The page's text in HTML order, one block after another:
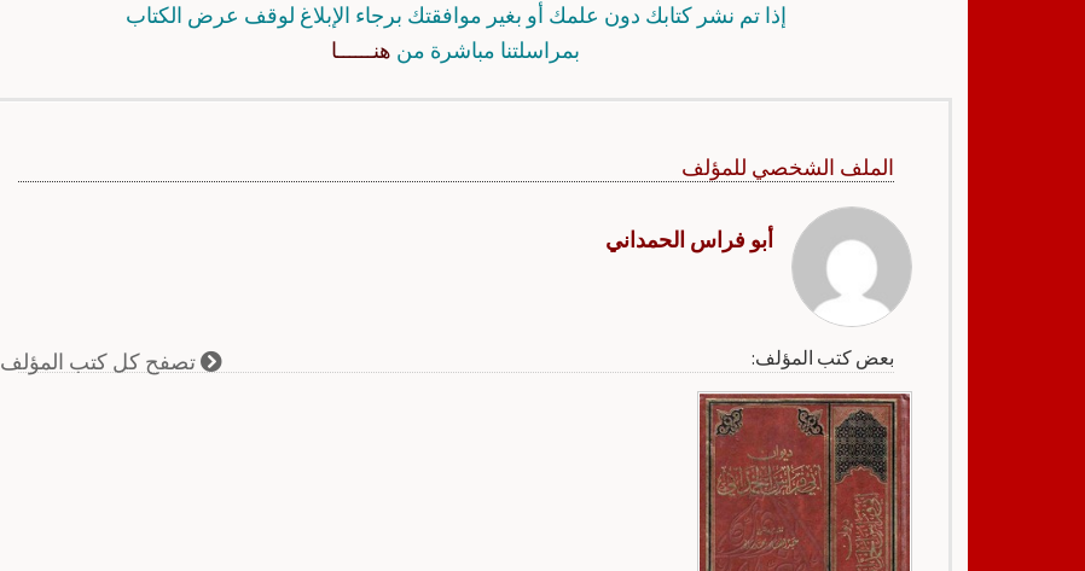
إذا تم نشر كتابك دون علمك أو بغير موافقتك برجاء الإبلاغ لوقف عرض الكتاب
بمراسلتنا مباشرة من هنــــــا
الملف الشخصي للمؤلف
أبو فراس الحمداني
بعض كتب المؤلف: تصفح كل كتب المؤلف